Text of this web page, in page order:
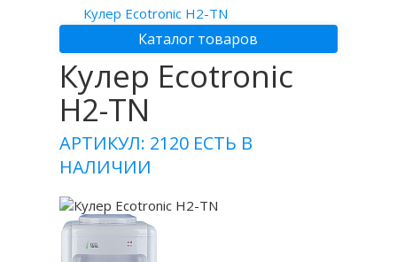
Кулер Ecotronic H2-TN
Каталог товаров
Кулер Ecotronic
H2-TN
АРТИКУЛ: 2120 ЕСТЬ В
НАЛИЧИИ